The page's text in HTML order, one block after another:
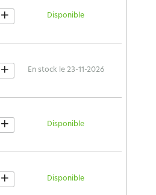
Disponible
+
En stock le 23-11-2026
+
Disponible
+
Disponible
+